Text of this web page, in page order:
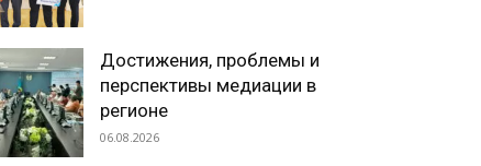
Достижения, проблемы и
перспективы медиации в
регионе
06.08.2026